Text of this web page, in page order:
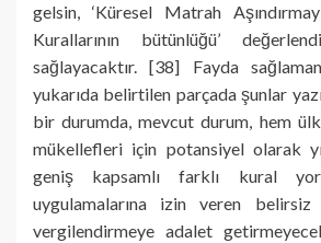
gelsin, ‘Küresel Matrah
Kurallarının bütünlüğü’
sağlayacaktır. [38] Fayda
yukarıda belirtilen parçada şunlar
bir durumda, mevcut durum, hem
mükellefleri için potansiyel olarak
geniş kapsamlı farklı kural
uygulamalarına izin veren
vergilendirmeye adalet